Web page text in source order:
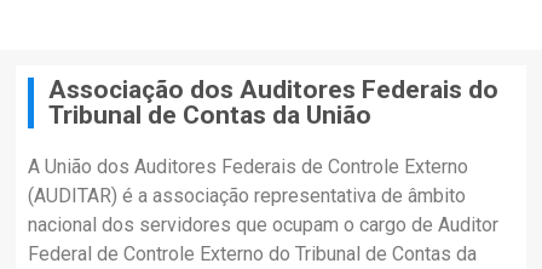
Associação dos Auditores Federais do
Tribunal de Contas da União
A União dos Auditores Federais de Controle Externo
(AUDITAR) é a associação representativa de âmbito
nacional dos servidores que ocupam o cargo de Auditor
Federal de Controle Externo do Tribunal de Contas da